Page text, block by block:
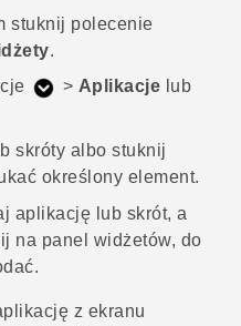
stuknij polecenie
.
> Aplikacje lub
skróty albo stuknij
określony element.
aplikację lub skrót, a
na panel widżetów, do
z ekranu